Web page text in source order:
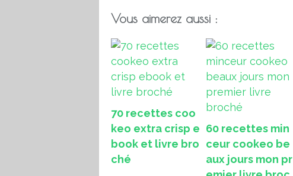
Vous aimerez aussi :
70 recettes coo
keo extra crisp e
book et livre bro
ché
60 recettes min
ceur cookeo be
aux jours mon pr